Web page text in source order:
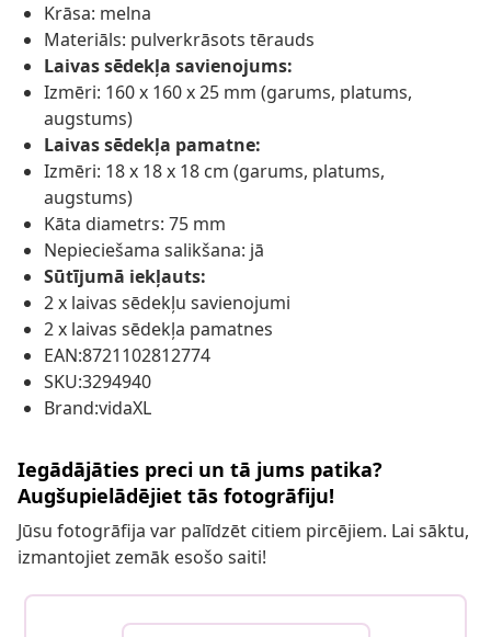
Krāsa: melna
Materiāls: pulverkrāsots tērauds
Laivas sēdekļa savienojums:
Izmēri: 160 x 160 x 25 mm (garums, platums,
augstums)
Laivas sēdekļa pamatne:
Izmēri: 18 x 18 x 18 cm (garums, platums,
augstums)
Kāta diametrs: 75 mm
Nepieciešama salikšana: jā
Sūtījumā iekļauts:
2 x laivas sēdekļu savienojumi
2 x laivas sēdekļa pamatnes
EAN:8721102812774
SKU:3294940
Brand:vidaXL
Iegādājāties preci un tā jums patika?
Augšupielādējiet tās fotogrāfiju!
Jūsu fotogrāfija var palīdzēt citiem pircējiem. Lai sāktu,
izmantojiet zemāk esošo saiti!